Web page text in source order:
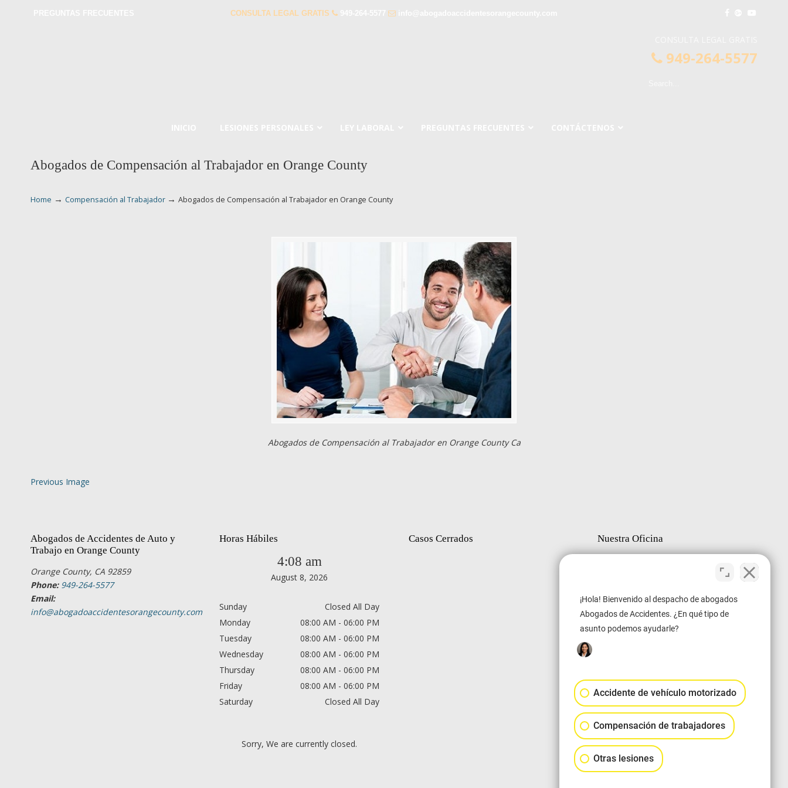
CONSULTA LEGAL GRATIS
949-264-5577
Abogados de Compensación al Trabajador en Orange County
Home → Compensación al Trabajador → Abogados de Compensación al Trabajador en Orange County
Abogados de Compensación al Trabajador en Orange County Ca
Previous Image
Abogados de Accidentes de Auto y
Trabajo en Orange County
Orange County, CA 92859
Phone: 949-264-5577
Email:
info@abogadoaccidentesorangecounty.com
Horas Hábiles
4:08 am
August 8, 2026
Sunday
Closed All Day
Monday
08:00 AM - 06:00 PM
Tuesday
08:00 AM - 06:00 PM
Wednesday
08:00 AM - 06:00 PM
Thursday
08:00 AM - 06:00 PM
Friday
08:00 AM - 06:00 PM
Saturday
Closed All Day
Sorry, We are currently closed.
Casos Cerrados Nuestra Oficina
¡Hola! Bienvenido al despacho de abogados
Abogados de Accidentes. ¿En qué tipo de
asunto podemos ayudarle?
Accidente de vehículo motorizado
Compensación de trabajadores
Otras lesiones